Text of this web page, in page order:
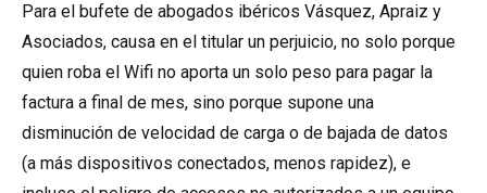
Para el bufete de abogados ibéricos Vásquez, Apraiz y
Asociados, causa en el titular un perjuicio, no solo porque
quien roba el Wifi no aporta un solo peso para pagar la
factura a final de mes, sino porque supone una
disminución de velocidad de carga o de bajada de datos
(a más dispositivos conectados, menos rapidez), e